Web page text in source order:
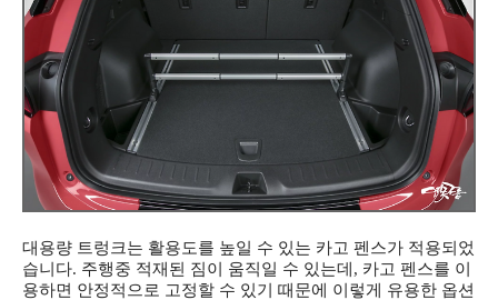
대용량 트렁크는 활용도를 높일 수 있는 카고 펜스가 적용되었
습니다. 주행중 적재된 짐이 움직일 수 있는데, 카고 펜스를 이
용하면 안정적으로 고정할 수 있기 때문에 이렇게 유용한 옵션